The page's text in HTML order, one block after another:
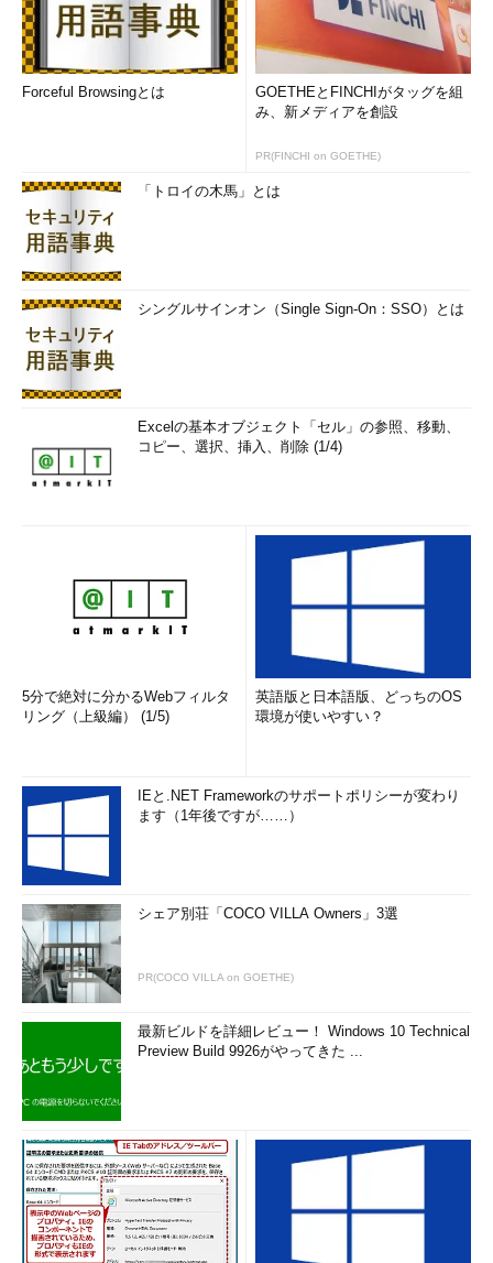
Forceful Browsingとは
GOETHEとFINCHIがタッグを組
み、新メディアを創設
PR(FINCHI on GOETHE)
「トロイの木馬」とは
シングルサインオン（Single Sign-On：SSO）とは
Excelの基本オブジェクト「セル」の参照、移動、
コピー、選択、挿入、削除 (1/4)
5分で絶対に分かるWebフィルタ
リング（上級編） (1/5)
英語版と日本語版、どっちのOS
環境が使いやすい？
IEと.NET Frameworkのサポートポリシーが変わり
ます（1年後ですが……）
シェア別荘「COCO VILLA Owners」3選
PR(COCO VILLA on GOETHE)
最新ビルドを詳細レビュー！ Windows 10 Technical
Preview Build 9926がやってきた ...